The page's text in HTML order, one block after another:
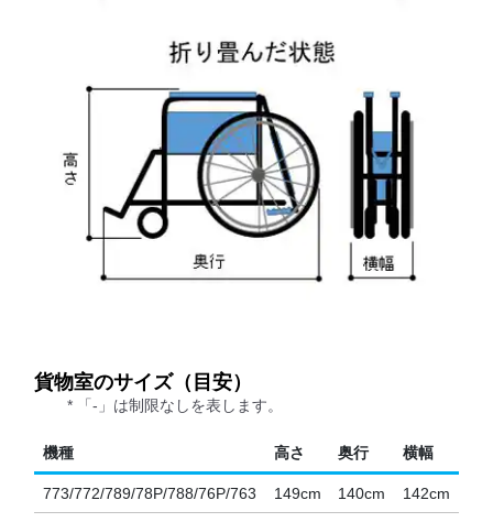
貨物室のサイズ（目安）
* 「-」は制限なしを表します。
機種 高さ 奥行 横幅
773/772/789/78P/788/76P/763 149cm 140cm 142cm